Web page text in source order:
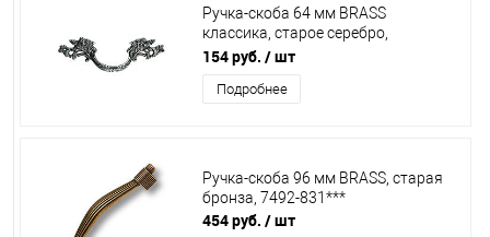
Ручка-скоба 64 мм BRASS
классика, старое серебро,
15.136.02.16 FIL***
154 руб. / шт
Подробнее
Ручка-скоба 96 мм BRASS, старая
бронза, 7492-831***
454 руб. / шт